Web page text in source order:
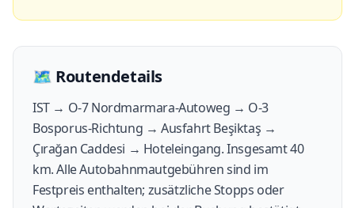
🗺️ Routendetails
IST → O-7 Nordmarmara-Autoweg → O-3
Bosporus-Richtung → Ausfahrt Beşiktaş →
Çırağan Caddesi → Hoteleingang. Insgesamt 40
km. Alle Autobahnmautgebühren sind im
Festpreis enthalten; zusätzliche Stopps oder